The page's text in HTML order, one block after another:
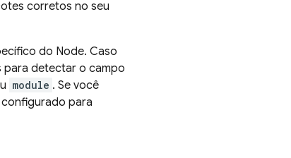
corretos no seu
do Node. Caso
detectar o campo
module . Se você
para